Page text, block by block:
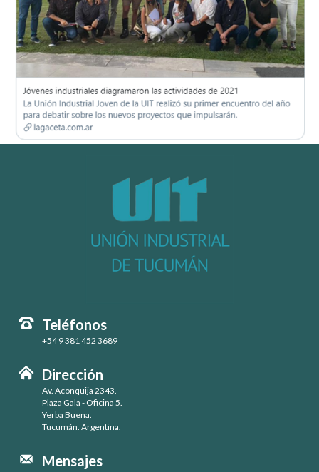
Teléfonos
+54 9 381 452 3689
Dirección
Av. Aconquija 2343.
Plaza Gala - Oficina 5.
Yerba Buena.
Tucumán. Argentina.
Mensajes